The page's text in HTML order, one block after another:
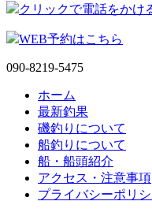
クリックで電話をかけ
WEB予約はこちら
090-8219-5475
ホーム
最新釣果
磯釣りについて
船釣りについて
船・船頭紹介
アクセス・注意事項
プライバシーポリ